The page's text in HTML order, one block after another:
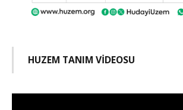
HUZEM TANIM VİDEOSU